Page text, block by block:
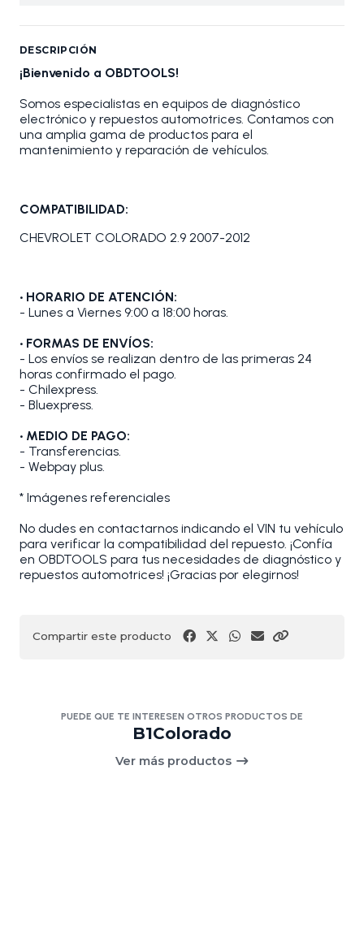
DESCRIPCIÓN
¡Bienvenido a OBDTOOLS!
Somos especialistas en equipos de diagnóstico
electrónico y repuestos automotrices. Contamos con
una amplia gama de productos para el
mantenimiento y reparación de vehículos.
COMPATIBILIDAD:
CHEVROLET COLORADO 2.9 2007-2012
• HORARIO DE ATENCIÓN:
- Lunes a Viernes 9:00 a 18:00 horas.
• FORMAS DE ENVÍOS:
- Los envíos se realizan dentro de las primeras 24
horas confirmado el pago.
- Chilexpress.
- Bluexpress.
• MEDIO DE PAGO:
- Transferencias.
- Webpay plus.
* Imágenes referenciales
No dudes en contactarnos indicando el VIN tu vehículo
para verificar la compatibilidad del repuesto. ¡Confía
en OBDTOOLS para tus necesidades de diagnóstico y
repuestos automotrices! ¡Gracias por elegirnos!
Compartir este producto
PUEDE QUE TE INTERESEN OTROS PRODUCTOS DE
B1Colorado
Ver más productos